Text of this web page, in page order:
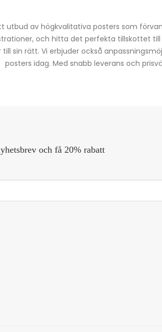
utbud av högkvalitativa posters som
och hitta det perfekta tillskottet
sin rätt. Vi erbjuder också
posters idag. Med snabb leverans och
och få 20% rabatt